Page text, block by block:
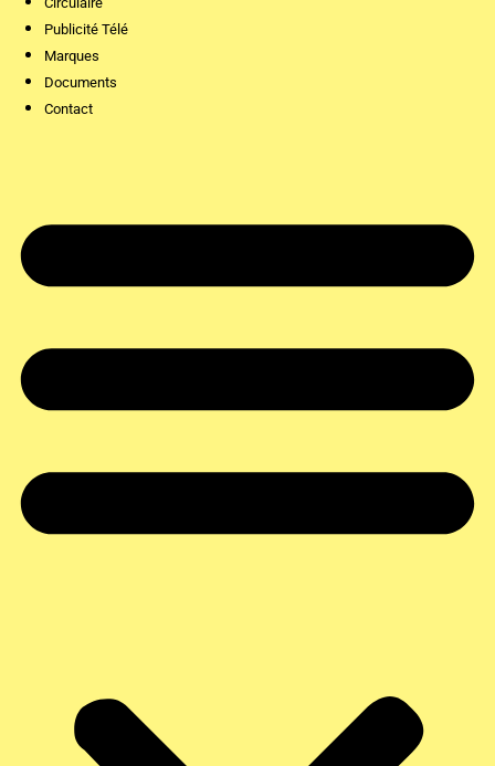
Publicité Télé
Marques
Documents
Contact